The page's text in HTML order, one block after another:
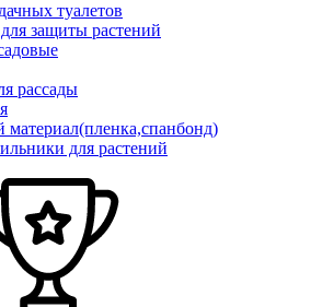
туалетов
защиты растений
рассады
для растений